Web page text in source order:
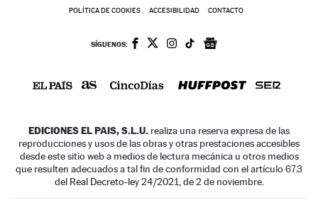
POLÍTICA DE COOKIES ACCESIBILIDAD CONTACTO
SÍGUENOS:
EDICIONES EL PAIS, S.L.U. realiza una reserva expresa de las
reproducciones y usos de las obras y otras prestaciones accesibles
desde este sitio web a medios de lectura mecánica u otros medios
que resulten adecuados a tal fin de conformidad con el artículo 67.3
del Real Decreto-ley 24/2021, de 2 de noviembre.